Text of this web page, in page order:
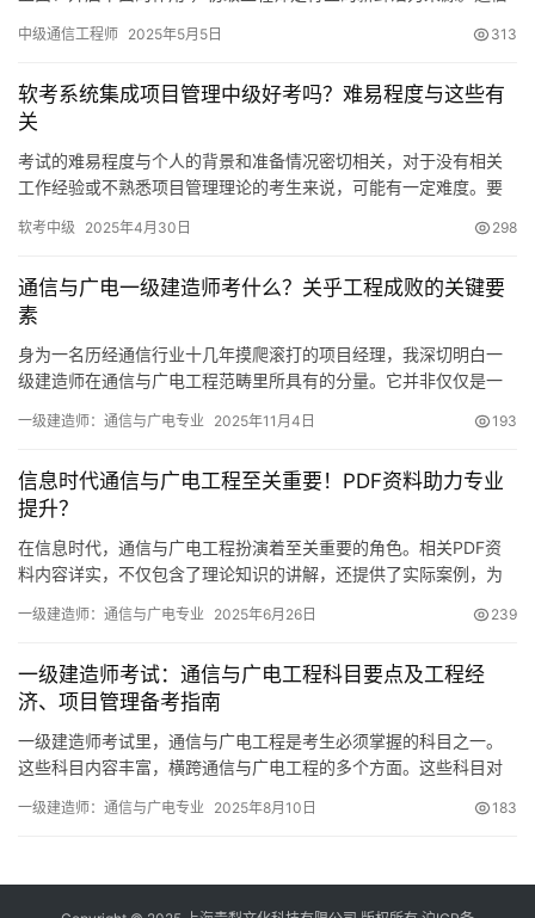
中级通信工程师 2025年5月5日 313
软考系统集成项目管理中级好考吗？难易程度与这些有
关
考试的难易程度与个人的背景和准备情况密切相关，对于没有相关
工作经验或不熟悉项目管理理论的考生来说，可能有一定难度。要
软考中级 2025年4月30日 298
通信与广电一级建造师考什么？关乎工程成败的关键要
素
身为一名历经通信行业十几年摸爬滚打的项目经理，我深切明白一
级建造师在通信与广电工程范畴里所具有的分量。它并非仅仅是一
一级建造师：通信与广电专业 2025年11月4日 193
信息时代通信与广电工程至关重要！PDF资料助力专业
提升？
在信息时代，通信与广电工程扮演着至关重要的角色。相关PDF资
料内容详实，不仅包含了理论知识的讲解，还提供了实际案例，为
一级建造师：通信与广电专业 2025年6月26日 239
一级建造师考试：通信与广电工程科目要点及工程经
济、项目管理备考指南
一级建造师考试里，通信与广电工程是考生必须掌握的科目之一。
这些科目内容丰富，横跨通信与广电工程的多个方面。这些科目对
一级建造师：通信与广电专业 2025年8月10日 183